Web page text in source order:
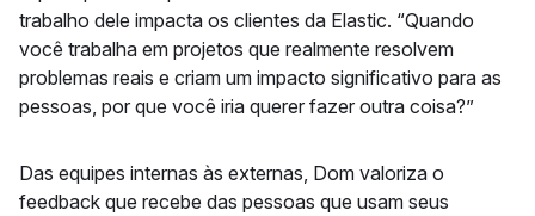
trabalho dele impacta os clientes da Elastic. “Quando
você trabalha em projetos que realmente resolvem
problemas reais e criam um impacto significativo para as
pessoas, por que você iria querer fazer outra coisa?”
Das equipes internas às externas, Dom valoriza o
feedback que recebe das pessoas que usam seus